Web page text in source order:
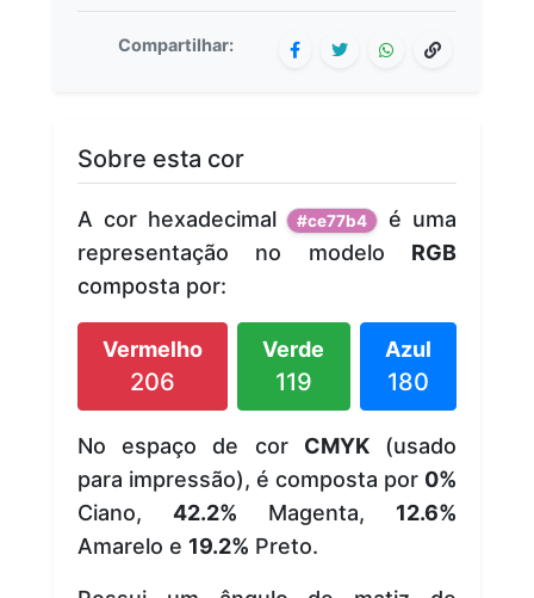
Compartilhar:
Sobre esta cor
A cor hexadecimal #ce77b4
é uma
representação no modelo RGB
composta por:
Vermelho
206
Verde
119
Azul
180
No espaço de cor CMYK(usado
para impressão), é composta por 0%
Ciano, 42.2% Magenta, 12.6%
Amarelo e 19.2% Preto.